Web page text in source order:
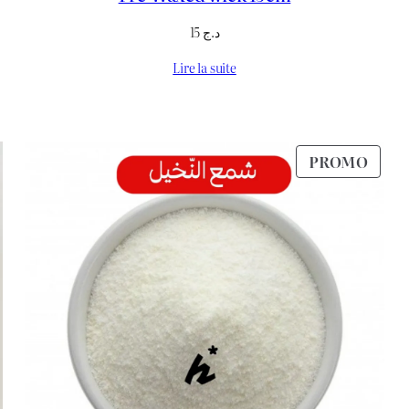
د.ج
Lire la suite
PROMO
EN